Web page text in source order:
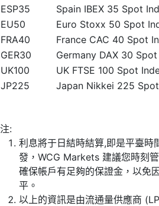
ESP35
Spain IBEX 35 Spot
EU50
Euro Stoxx 50 Spot
FRA40
France CAC 40 Spot
GER30
Germany DAX 30
UK100
UK FTSE 100 Spot
JP225
Japan Nikkei 225
注:
利息將于日結時結算,即是平臺
發，WCG Markets 建議您時刻
確保帳戶有足夠的保證金，以免
平。
以上的資訊是由流通量供應商